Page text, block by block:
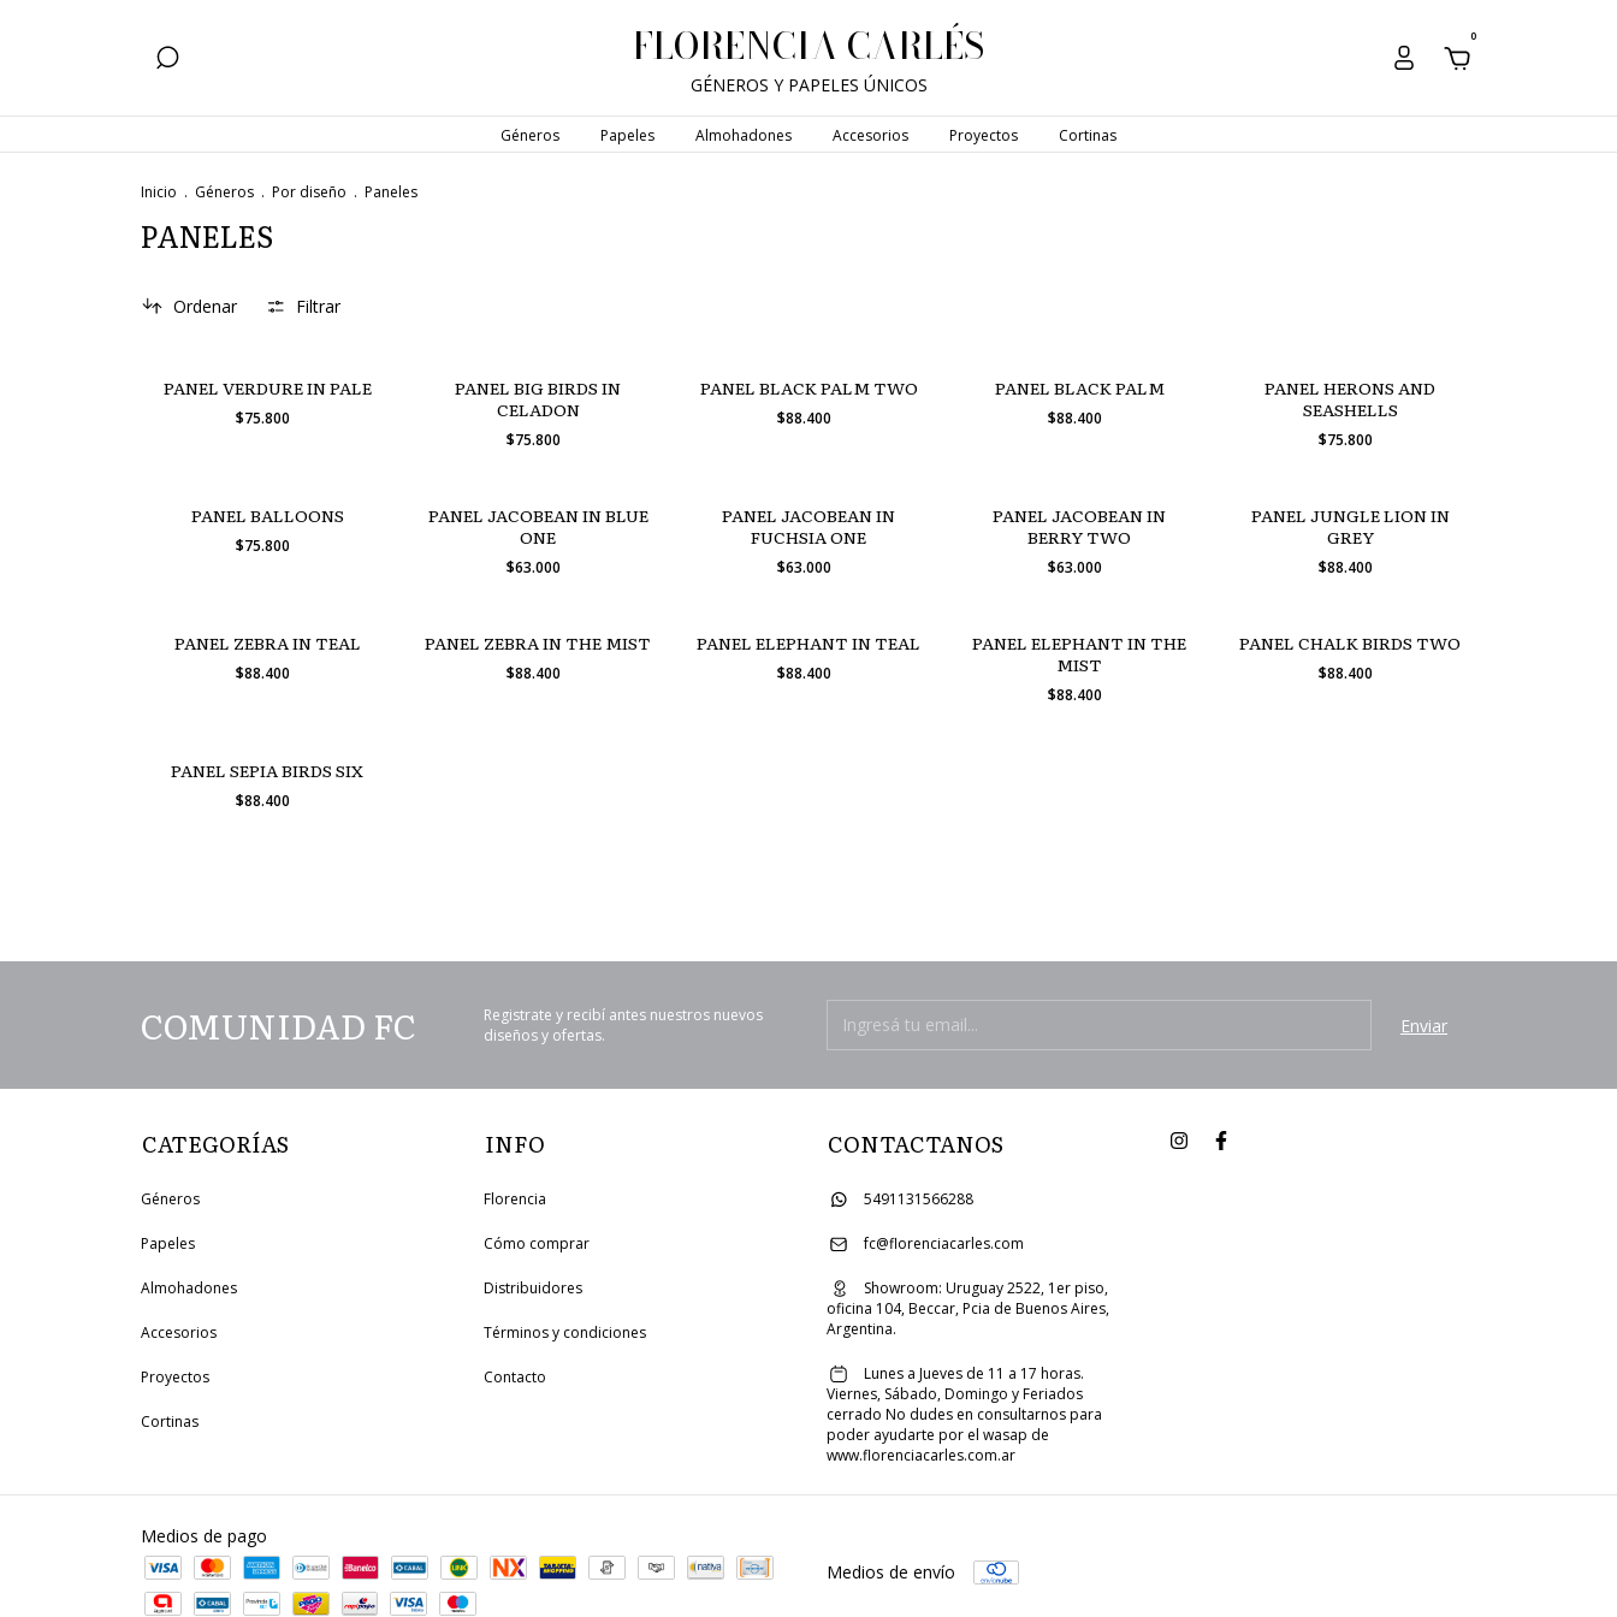
FLORENCIA CARLÉS
GÉNEROS Y PAPELES ÚNICOS
0
Géneros Papeles Almohadones Accesorios Proyectos Cortinas
Inicio . Géneros . Por diseño . Paneles
PANELES
Ordenar Filtrar
PANEL VERDURE IN PALE
$75.800
PANEL BIG BIRDS IN
CELADON
$75.800
PANEL BLACK PALM TWO
$88.400
PANEL BLACK PALM
$88.400
PANEL HERONS AND
SEASHELLS
$75.800
PANEL BALLOONS
$75.800
PANEL JACOBEAN IN BLUE
ONE
$63.000
PANEL JACOBEAN IN
FUCHSIA ONE
$63.000
PANEL JACOBEAN IN
BERRY TWO
$63.000
PANEL JUNGLE LION IN
GREY
$88.400
PANEL ZEBRA IN TEAL
$88.400
PANEL ZEBRA IN THE MIST
$88.400
PANEL ELEPHANT IN TEAL
$88.400
PANEL ELEPHANT IN THE
MIST
$88.400
PANEL CHALK BIRDS TWO
$88.400
PANEL SEPIA BIRDS SIX
$88.400
COMUNIDAD FC
Registrate y recibí antes nuestros nuevos
diseños y ofertas.
CATEGORÍAS
Géneros
Papeles
Almohadones
Accesorios
Proyectos
Cortinas
INFO
Florencia
Cómo comprar
Distribuidores
Términos y condiciones
Contacto
CONTACTANOS
5491131566288
fc@florenciacarles.com
Showroom: Uruguay 2522, 1er piso,
oficina 104, Beccar, Pcia de Buenos Aires,
Argentina.
Lunes a Jueves de 11 a 17 horas.
Viernes, Sábado, Domingo y Feriados
cerrado No dudes en consultarnos para
poder ayudarte por el wasap de
www.florenciacarles.com.ar
Medios de pago
Medios de envío